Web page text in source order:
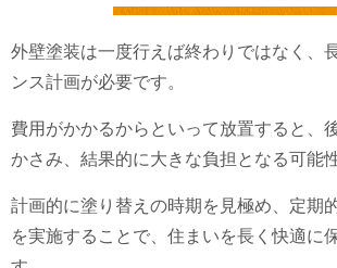
外壁塗装は一度行えば終わりではなく、
ンス計画が必要です。
費用がかかるからといって放置すると、
かさみ、結果的に大きな負担となる可能
計画的に塗り替えの時期を見極め、定期
を実施することで、住まいを長く快適に